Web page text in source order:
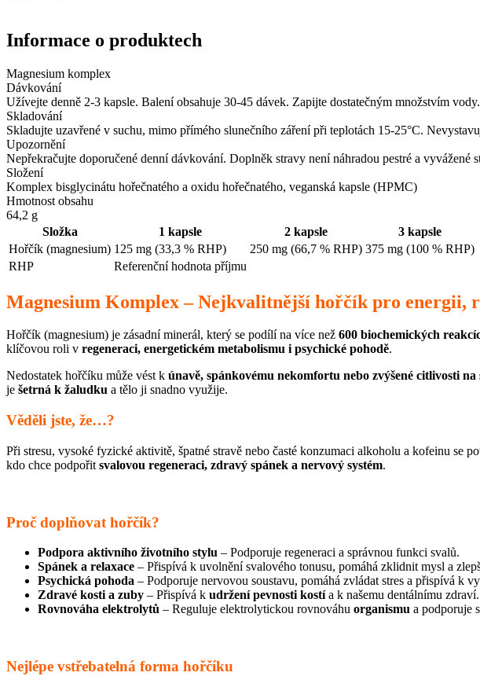
Informace o produktech
Magnesium komplex
Dávkování
Užívejte denně 2-3 kapsle. Balení obsahuje 30-45 dávek. Zapijte dostatečným množstvím vody.
Skladování
Skladujte uzavřené v suchu, mimo přímého slunečního záření při teplotách 15-25°C.
Upozornění
Nepřekračujte doporučené denní dávkování. Doplněk stravy není náhradou pestré a vyvážené
Složení
Komplex bisglycinátu hořečnatého a oxidu hořečnatého, veganská kapsle (HPMC)
Hmotnost obsahu
64,2 g
Složka
1 kapsle 2 kapsle
3 kapsle
Hořčík (magnesium) 125 mg (33,3 % RHP) 250 mg (66,7 % RHP) 375 mg (100 % RHP)
RHP
Referenční hodnota příjmu
Magnesium Komplex – Nejkvalitnější hořčík pro energii,
Hořčík (magnesium) je zásadní minerál, který se podílí na více než 600 biochemických
klíčovou roli v regeneraci, energetickém metabolismu i psychické pohodě.
Nedostatek hořčíku může vést k únavě, spánkovému nekomfortu nebo zvýšené citlivosti na
je šetrná k žaludku a tělo ji snadno využije.
Věděli jste, že…?
Při stresu, vysoké fyzické aktivitě, špatné stravě nebo časté konzumaci alkoholu a kofeinu se
kdo chce podpořit svalovou regeneraci, zdravý spánek a nervový systém.
Proč doplňovat hořčík?
Podpora aktivního životního stylu – Podporuje regeneraci a správnou funkci svalů.
Spánek a relaxace – Přispívá k uvolnění svalového tonusu, pomáhá zklidnit mysl a
Psychická pohoda – Podporuje nervovou soustavu, pomáhá zvládat stres a přispívá k
Zdravé kosti a zuby – Přispívá k udržení pevnosti kostía k našemu dentálnímu zdraví.
Rovnováha elektrolytů – Reguluje elektrolytickou rovnováhu organismu a podporuje
Nejlépe vstřebatelná forma hořčíku